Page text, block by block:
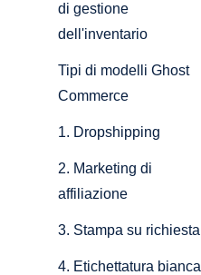
di gestione
dell'inventario
Tipi di modelli Ghost
Commerce
1. Dropshipping
2. Marketing di
affiliazione
3. Stampa su richiesta
4. Etichettatura bianca